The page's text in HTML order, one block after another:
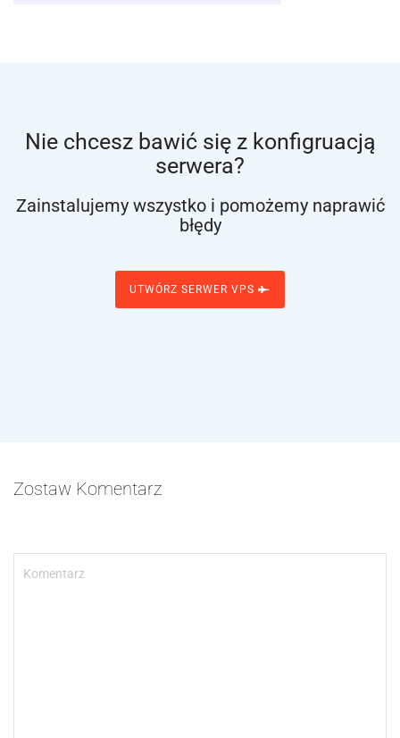
Nie chcesz bawić się z konfigruacją
serwera?
Zainstalujemy wszystko i pomożemy naprawić
błędy
UTWÓRZ SERWER VPS
Zostaw Komentarz